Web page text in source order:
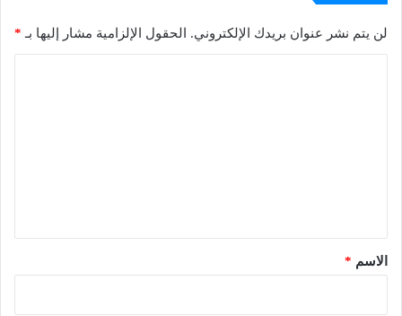
لن يتم نشر عنوان بريدك الإلكتروني. الحقول الإلزامية مشار إليها بـ *
*الاسم *